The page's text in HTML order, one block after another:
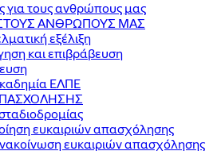
για τους ανθρώπους μας
ΑΝΘΡΩΠΟΥΣ ΜΑΣ
εξέλιξη
και επιβράβευση
ΕΛΠΕ
ευκαιριών απασχόλησης
ευκαιριών απασχόλησης